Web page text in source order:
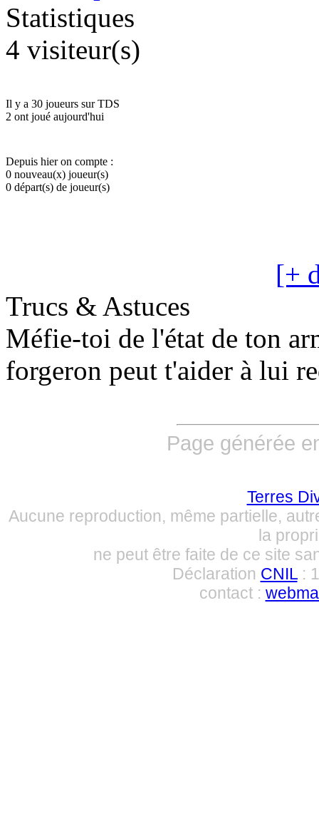
Statistiques
4 visiteur(s)
Il y a 30 joueurs sur TDS
2 ont joué aujourd'hui
Depuis hier on compte :
0 nouveau(x) joueur(s)
0 départ(s) de joueur(s)
[+
Trucs & Astuces
Méfie-toi de l'état de ton
forgeron peut t'aider à lui
Page générée
Terres
Aucune reproduction, même partielle,
la
ne peut être faite de ce site
Déclaration CNIL:
contact :